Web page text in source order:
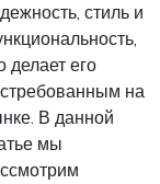
стиль и
делает его
на
В данной
мы